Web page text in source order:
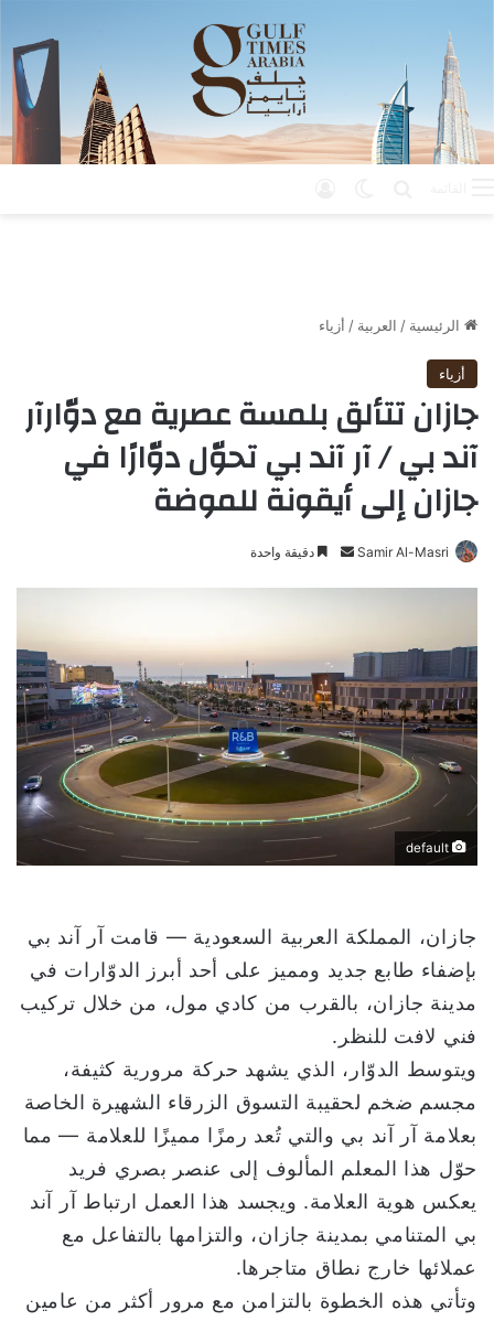
الرئيسية / العربية / أزياء
أزياء
جازان تتألق بلمسة عصرية مع دوّارآر
آند بي / آر آند بي تحوّل دوّارًا في
جازان إلى أيقونة للموضة
Samir Al-Masri
ب
ر
ي
د
إ
ل
ت
ي
ا
دقيقة واحدة
جازان، المملكة العربية السعودية — قامت آر آند بي
بإضفاء طابع جديد ومميز على أحد أبرز الدوّارات في
مدينة جازان، بالقرب من كادي مول، من خلال تركيب
فني لافت للنظر.
ويتوسط الدوّار، الذي يشهد حركة مرورية كثيفة،
مجسم ضخم لحقيبة التسوق الزرقاء الشهيرة الخاصة
بعلامة آر آند بي والتي تُعد رمزًا مميزًا للعلامة — مما
حوّل هذا المعلم المألوف إلى عنصر بصري فريد
يعكس هوية العلامة. ويجسد هذا العمل ارتباط آر آند
بي المتنامي بمدينة جازان، والتزامها بالتفاعل مع
عملائها خارج نطاق متاجرها.
وتأتي هذه الخطوة بالتزامن مع مرور أكثر من عامين